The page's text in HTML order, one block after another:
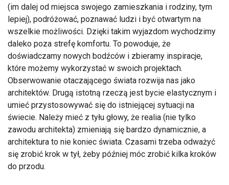
(im dalej od miejsca swojego zamieszkania i rodziny, tym
lepiej), podróżować, poznawać ludzi i być otwartym na
wszelkie możliwości. Dzięki takim wyjazdom wychodzimy
daleko poza strefę komfortu. To powoduje, że
doświadczamy nowych bodźców i zbieramy inspiracje,
które możemy wykorzystać w swoich projektach.
Obserwowanie otaczającego świata rozwija nas jako
architektów. Drugą istotną rzeczą jest bycie elastycznym i
umieć przystosowywać się do istniejącej sytuacji na
świecie. Należy mieć z tyłu głowy, że realia (nie tylko
zawodu architekta) zmieniają się bardzo dynamicznie, a
architektura to nie koniec świata. Czasami trzeba odważyć
się zrobić krok w tył, żeby później móc zrobić kilka kroków
do przodu.